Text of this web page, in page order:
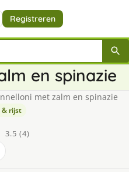
Registreren
en spinazie
met zalm en spinazie
& rijst
3.5 (4)